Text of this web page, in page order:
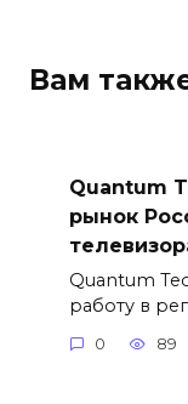
Вам
Quantum
рынок
Quantum
работу в
0 89